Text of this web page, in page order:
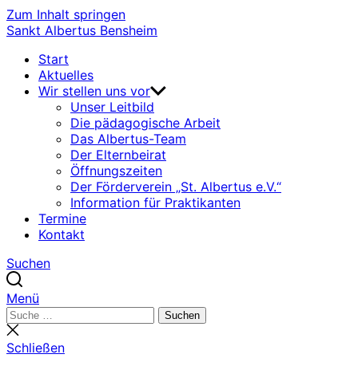
Zum Inhalt springen
Sankt Albertus Bensheim
Start
Aktuelles
Wir stellen uns vor
Unser Leitbild
Die pädagogische Arbeit
Das Albertus-Team
Der Elternbeirat
Öffnungszeiten
Der Förderverein „St. Albertus e.V.“
Information für Praktikanten
Termine
Kontakt
Suchen
Menü
Suchen
nach:
Suchen
Suche
schließen
Schließen